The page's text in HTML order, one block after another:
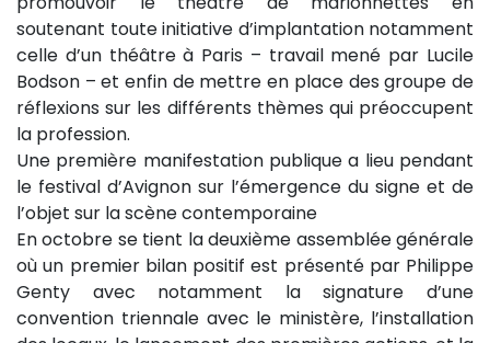
soutenant toute initiative d’implantation notamment
celle d’un théâtre à Paris – travail mené par Lucile
Bodson – et enfin de mettre en place des groupe de
réflexions sur les différents thèmes qui préoccupent
la profession.
Une première manifestation publique a lieu pendant
le festival d’Avignon sur l’émergence du signe et de
l’objet sur la scène contemporaine
En octobre se tient la deuxième assemblée générale
où un premier bilan positif est présenté par Philippe
Genty avec notamment la signature d’une
convention triennale avec le ministère, l’installation